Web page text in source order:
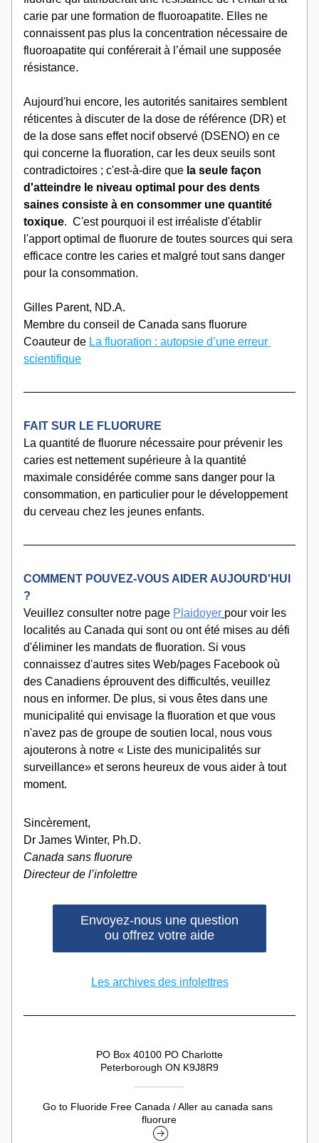
carie par une formation de fluoroapatite. Elles ne
connaissent pas plus la concentration nécessaire de
fluoroapatite qui conférerait à l’émail une supposée
résistance.
​Aujourd'hui encore, les autorités sanitaires semblent
réticentes à discuter de la dose de référence (DR) et
de la dose sans effet nocif observé (DSENO) en ce
qui concerne la fluoration, car les deux seuils sont
contradictoires ; c'est-à-dire que la seule façon
d'atteindre le niveau optimal pour des dents
saines consiste à en consommer une quantité
toxique.  C'est pourquoi il est irréaliste d'établir
l'apport optimal de fluorure de toutes sources qui sera
efficace contre les caries et malgré tout sans danger
pour la consommation.
Gilles Parent, ND.A.
Membre du conseil de Canada sans fluorure
Coauteur de La fluoration : autopsie d’une erreur
scientifique
FAIT SUR LE FLUORURE
​La quantité de fluorure nécessaire pour prévenir les
caries est nettement supérieure à la quantité
maximale considérée comme sans danger pour la
consommation, en particulier pour le développement
du cerveau chez les jeunes enfants.
COMMENT POUVEZ-VOUS AIDER AUJOURD'HUI
?
Veuillez consulter notre page Plaidoyer pour voir les
localités au Canada qui sont ou ont été mises au défi
d'éliminer les mandats de fluoration. Si vous
connaissez d'autres sites Web/pages Facebook où
des Canadiens éprouvent des difficultés, veuillez
nous en informer. De plus, si vous êtes dans une
municipalité qui envisage la fluoration et que vous
n'avez pas de groupe de soutien local, nous vous
ajouterons à notre « Liste des municipalités sur
surveillance» et serons heureux de vous aider à tout
moment.
Sincèrement,
Dr James Winter, Ph.D.
Canada sans fluorure
Directeur de l’infolettre
Envoyez-nous une question
ou offrez votre aide
Les archives des infolettres
PO Box 40100 PO Charlotte
Peterborough ON K9J8R9
Go to Fluoride Free Canada / Aller au canada sans
fluorure